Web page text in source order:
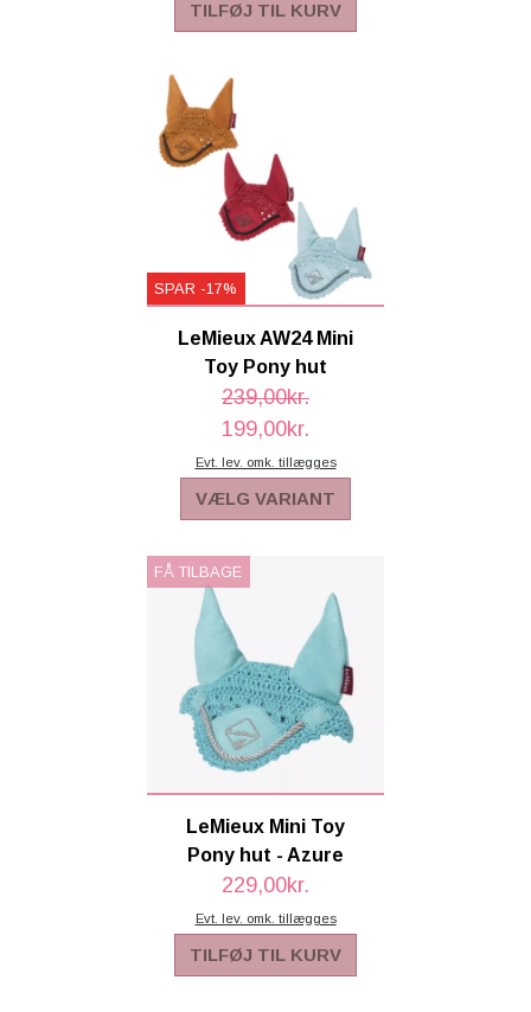
TILFØJ TIL KURV
SPAR -17%
LeMieux AW24 Mini
Toy Pony hut
239,00kr.
199,00kr.
Evt. lev. omk. tillægges
VÆLG VARIANT
FÅ TILBAGE
LeMieux Mini Toy
Pony hut - Azure
229,00kr.
Evt. lev. omk. tillægges
TILFØJ TIL KURV